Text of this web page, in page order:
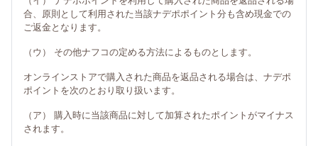
合、原則として利用された当該ナデポポイント分も含め現金での
ご返金となります。
（ウ） その他ナフコの定める方法によるものとします。
オンラインストアで購入された商品を返品される場合は、ナデポ
ポイントを次のとおり取り扱います。
（ア） 購入時に当該商品に対して加算されたポイントがマイナス
されます。